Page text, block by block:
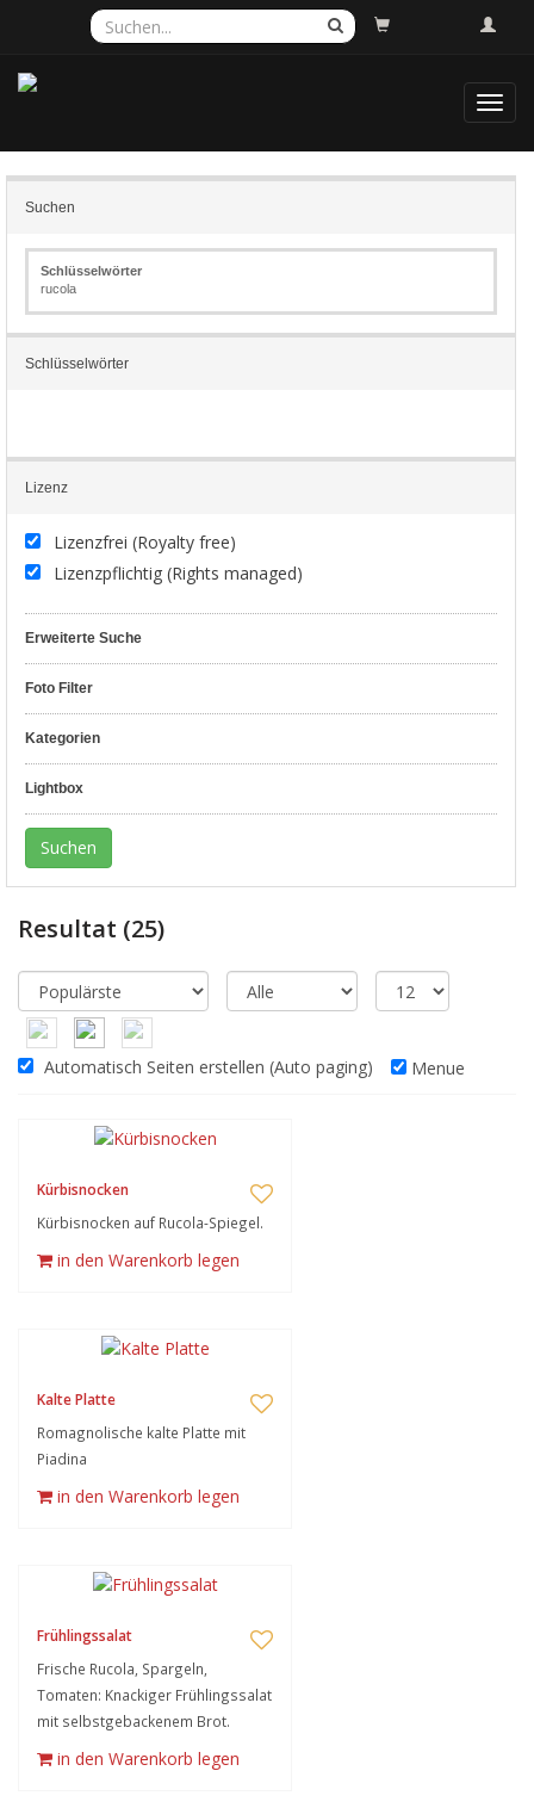
Suchen
Schlüsselwörter
rucola
Schlüsselwörter
Lizenz
Lizenzfrei (Royalty free)
Lizenzpflichtig (Rights managed)
Erweiterte Suche
Foto Filter
Kategorien
Lightbox
Resultat (25)
Automatisch Seiten erstellen (Auto paging) Menue
Kürbisnocken
Kürbisnocken auf Rucola-Spiegel.
in den Warenkorb legen
Kalte Platte
Romagnolische kalte Platte mit
Piadina
in den Warenkorb legen
Frühlingssalat
Frische Rucola, Spargeln,
Tomaten: Knackiger Frühlingssalat
mit selbstgebackenem Brot.
in den Warenkorb legen